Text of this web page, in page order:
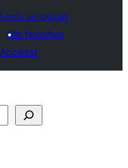
Envía un plugin
Mis favoritos
Acceder